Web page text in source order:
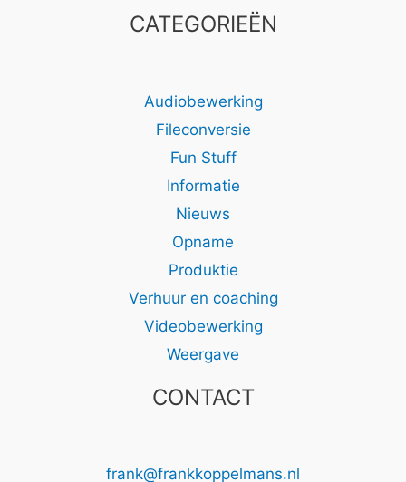
CATEGORIEËN
Audiobewerking
Fileconversie
Fun Stuff
Informatie
Nieuws
Opname
Produktie
Verhuur en coaching
Videobewerking
Weergave
CONTACT
frank@frankkoppelmans.nl